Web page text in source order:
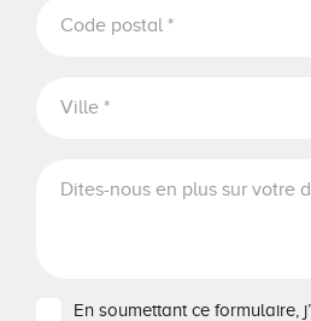
En soumettant ce formulaire,